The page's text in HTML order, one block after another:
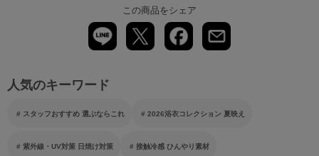
この商品をシェア
人気のキーワード
スタッフおすすめ 選ぶならこれ 2026浴衣コレクション 夏映え
紫外線・UV対策 日焼け対策 接触冷感 ひんやり素材